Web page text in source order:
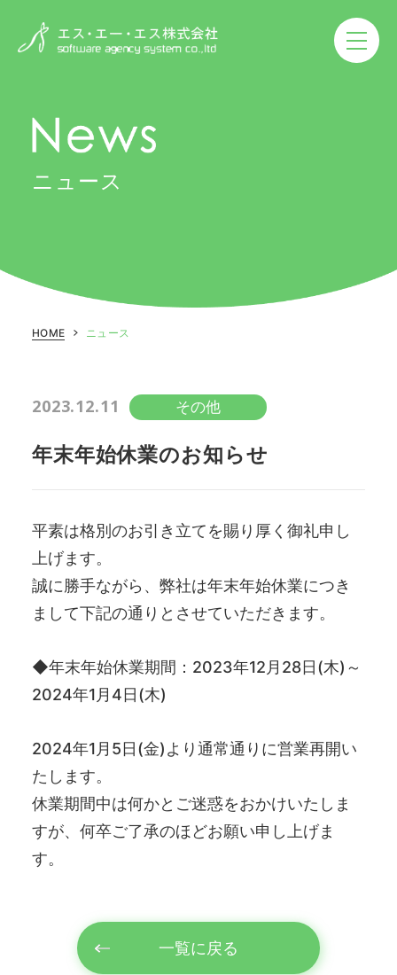
ニュース
SASの使命
トップメッセージ
会社沿革
組織図
関連会社
採用情報
ニュース
HOME ニュース
2023.12.11 その他
年末年始休業のお知らせ
平素は格別のお引き立てを賜り厚く御礼申し
上げます。
誠に勝手ながら、弊社は年末年始休業につき
まして下記の通りとさせていただきます。
◆年末年始休業期間：2023年12月28日(木)～
2024年1月4日(木)
2024年1月5日(金)より通常通りに営業再開い
たします。
休業期間中は何かとご迷惑をおかけいたしま
すが、何卒ご了承のほどお願い申し上げま
す。
一覧に戻る